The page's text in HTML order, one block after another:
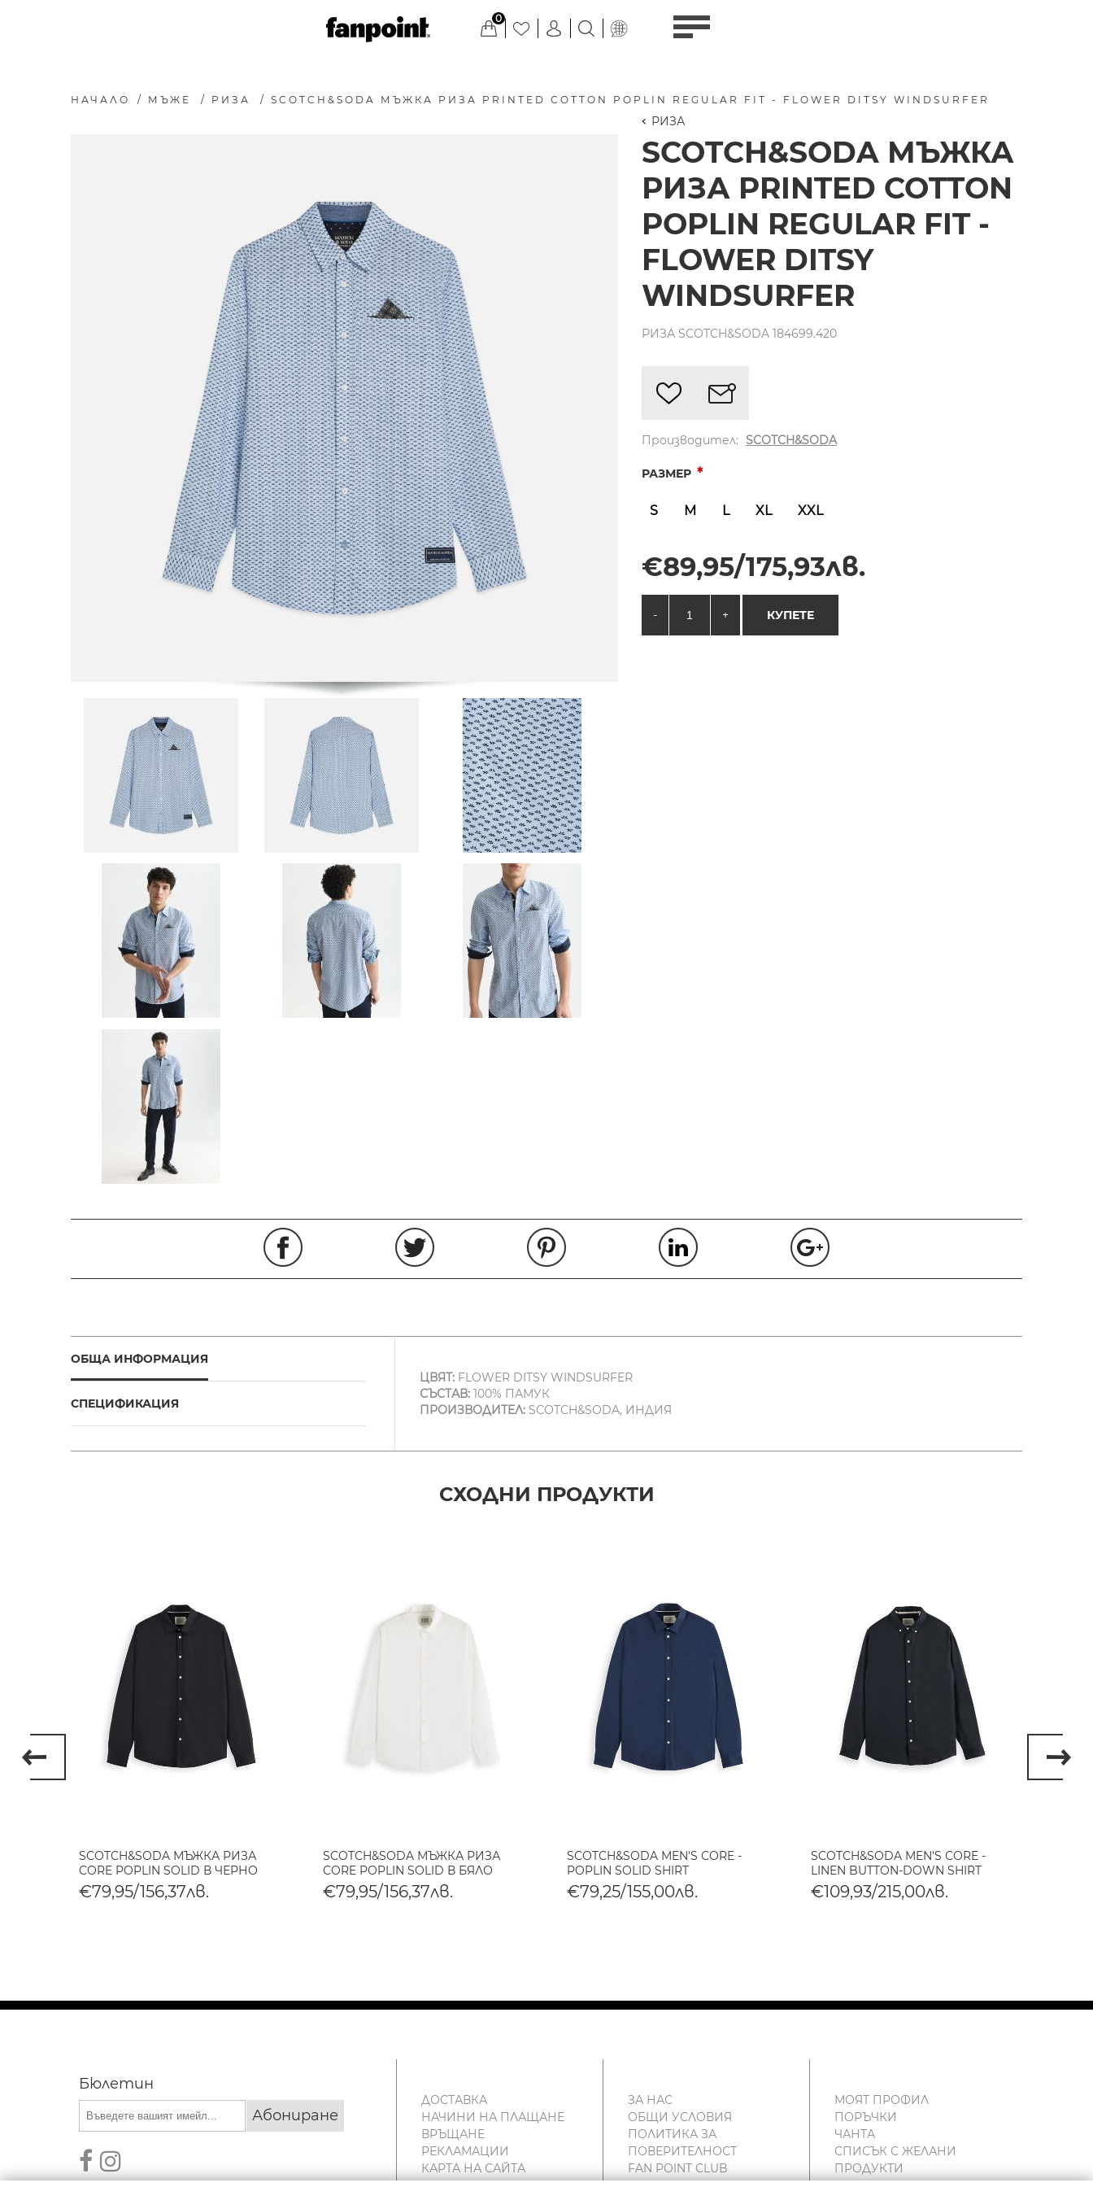
0
НАЧАЛО / МЪЖЕ / РИЗА / SCOTCH&SODA МЪЖКА РИЗА PRINTED COTTON POPLIN REGULAR FIT - FLOWER DITSY WINDSURFER
РИЗА
SCOTCH&SODA МЪЖКА
РИЗА PRINTED COTTON
POPLIN REGULAR FIT -
FLOWER DITSY
WINDSURFER
РИЗА SCOTCH&SODA 184699.420
Производител: SCOTCH&SODA
РАЗМЕР *
S M L XL XXL
€89,95/175,93лв.
- + КУПЕТЕ
ОБЩА ИНФОРМАЦИЯ
СПЕЦИФИКАЦИЯ
ЦВЯТ:FLOWER DITSY WINDSURFER
СЪСТАВ:100% ПАМУК
ПРОИЗВОДИТЕЛ:SCOTCH&SODA, ИНДИЯ
СХОДНИ ПРОДУКТИ
SCOTCH&SODA МЪЖКА РИЗА
CORE POPLIN SOLID В ЧЕРНО
€79,95/156,37лв.
SCOTCH&SODA МЪЖКА РИЗА
CORE POPLIN SOLID В БЯЛО
€79,95/156,37лв.
SCOTCH&SODA MEN'S CORE -
POPLIN SOLID SHIRT
€79,25/155,00лв.
SCOTCH&SODA MEN'S CORE -
LINEN BUTTON-DOWN SHIRT
€109,93/215,00лв.
Бюлетин
Абониране
ДОСТАВКА
НАЧИНИ НА ПЛАЩАНЕ
ВРЪЩАНЕ
РЕКЛАМАЦИИ
КАРТА НА САЙТА
ЗА НАС
ОБЩИ УСЛОВИЯ
ПОЛИТИКА ЗА
ПОВЕРИТЕЛНОСТ
FAN POINT CLUB
МОЯТ ПРОФИЛ
ПОРЪЧКИ
ЧАНТА
СПИСЪК С ЖЕЛАНИ
ПРОДУКТИ